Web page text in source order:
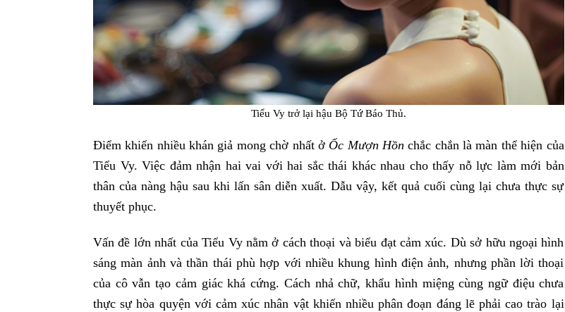
Tiểu Vy trở lại hậu Bộ Tứ Báo Thủ.
Điểm khiến nhiều khán giả mong chờ nhất ở Ốc Mượn Hồn chắc chắn là màn thể hiện của
Tiểu Vy. Việc đảm nhận hai vai với hai sắc thái khác nhau cho thấy nỗ lực làm mới bản
thân của nàng hậu sau khi lấn sân diễn xuất. Dẫu vậy, kết quả cuối cùng lại chưa thực sự
thuyết phục.
Vấn đề lớn nhất của Tiểu Vy nằm ở cách thoại và biểu đạt cảm xúc. Dù sở hữu ngoại hình
sáng màn ảnh và thần thái phù hợp với nhiều khung hình điện ảnh, nhưng phần lời thoại
của cô vẫn tạo cảm giác khá cứng. Cách nhả chữ, khẩu hình miệng cùng ngữ điệu chưa
thực sự hòa quyện với cảm xúc nhân vật khiến nhiều phân đoạn đáng lẽ phải cao trào lại